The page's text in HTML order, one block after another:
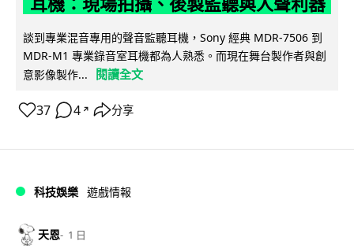
耳機：現場拍攝、後製監聽與人聲利器
談到專業混音專用的聲音監聽耳機，Sony 經典 MDR-7506 到
MDR-M1 專業錄音室耳機都為人熟悉。而現在舞台製作者與創
意影像製作...
閱讀全文
37 4 ↗ 分享
科技娛樂 遊戲情報
天恩 1 日